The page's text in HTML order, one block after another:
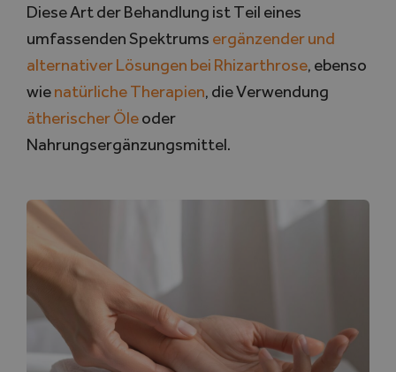
Diese Art der Behandlung ist Teil eines
umfassenden Spektrums ergänzender und
alternativer Lösungen bei Rhizarthrose, ebenso
wienatürliche Therapien, die Verwendung
ätherischer Öleoder
Nahrungsergänzungsmittel.